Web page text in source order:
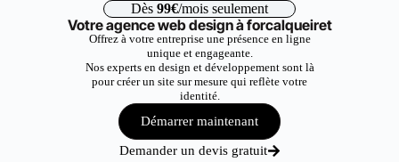
Dès 99€/mois seulement
Votre agence web design à forcalqueiret
Offrez à votre entreprise une présence en ligne
unique et engageante.
Nos experts en design et développement sont là
pour créer un site sur mesure qui reflète votre
identité.
Démarrer maintenant
Demander un devis gratuit